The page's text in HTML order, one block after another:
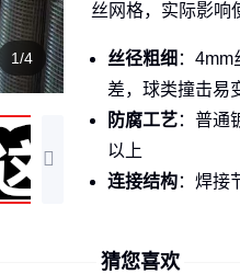
1/4
丝网格，实际影响
丝径粗细 ：
差，球类撞击易
防腐工艺：普通
以上
连接结构：焊接
操场常用的操场铁
猜您喜欢